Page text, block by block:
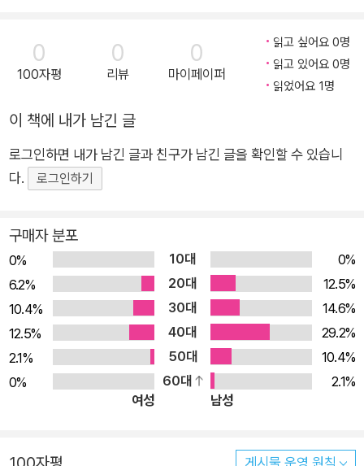
나갈 경우 서비스 자체를 토큰화하게 되므로 라인을 중심으로 하는
강력한 생태계를 마련할 수 있기 때문에 다른 서비스 업체들이 어떻
게 대응할지 귀추가 주목된다. 어떤 업체가 기존 사업이나 서비스를
응 방안을 마련할 수 없기 때문에 블록체인을 파괴적인 기술 혁신의
도화선이라고 보는 전문가들도 있다.
이렇게 급변하는 상황에서 우리는 어떻게 대응해야 할까?
가장 먼저 블록체인이 무엇인지 알아보고, 그다음으로 블록체인이 위
력을 발휘하는 분야를 이해하고, 마지막으로 각자 몸담고 있는 사업
분야에 블록체인을 적용할 수 있는 범위와 도입에 따른 장단점이 무
엇인지 파악해야 한다.
이를 쉽게 풀어서 설명하기 위해 이 책에서는 가상의 사업을 중심으
로 블록체인 기술과 투자 방식을 도입하는 과정을 정리하고 회고하는
독특한 스토리텔링 서술 방식을 택함으로써 기존에 출간된 기술이나
읽을 수 있는 가상 기업의 블록체인 도입기로서, 기업의 블록체인
기획과 실행 노하우가 담긴 현장감 넘치는 생생한 이야기를 가감
없이 담았다. 또한, 블록체인을 지탱하는 3가지 기둥인 '기술-사
I, 빅데이터, IoT 등 세간에 익숙해진 개념과 달리, 어떻게 비즈니
스에 적용해야 하는지 어렵게만 느껴지는 블록체인 개념을 정복
하기 위해 가상의 공유자동차 업체 사례를 통해 기술을 실제로 현
념과 용어 중심으로 딱딱하게 설명하는 대신에 시간 순서에 따라
벌어지는 가상의 사건을 중심으로 블록체인을 사업에 도입하기
위해 필요한 핵심을 알기 쉽게 설명한다. 블록체인을 제대로 적용
하기 위해 검토해야 하는 주요 사항들을 일목요연하게 정리하고
각각에 대한 우수 패턴과 안티 패턴을 소개한다. [이 책의 독자 대
상] - 블록체인을 비즈니스에 어떻게 적용할지 궁금한 경영진과
임원진 - 사업 기획과 마케팅을 맡은 실무 기획자와 마케터 - 블
록체인 기술을 알고 싶은 실무 개발자 [이 책에서 다루는 내용] -
절차와 지침 - 온오프체인 아키텍처 설계, 메인넷 선정과 같은 기
0
100자평
0
리뷰
0
마이페이퍼
읽고 싶어요 0명
읽고 있어요 0명
읽었어요 1명
이 책에 내가 남긴 글
로그인하면 내가 남긴 글과 친구가 남긴 글을 확인할 수 있습니
다.
로그인하기
구매자 분포
0% 10대
0%
6.2%
20대
12.5%
10.4%
30대
14.6%
12.5%
40대
29.2%
2.1%
50대
10.4%
0%
60대
2.1%
여성
남성
게시물 운영 원칙